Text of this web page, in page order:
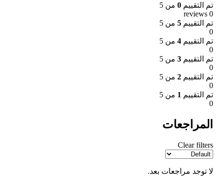
تم التقييم 0 من 5
0 reviews
تم التقييم 5 من 5
0
تم التقييم 4 من 5
0
تم التقييم 3 من 5
0
تم التقييم 2 من 5
0
تم التقييم 1 من 5
0
المراجعات
Clear filters
لا توجد مراجعات بعد.